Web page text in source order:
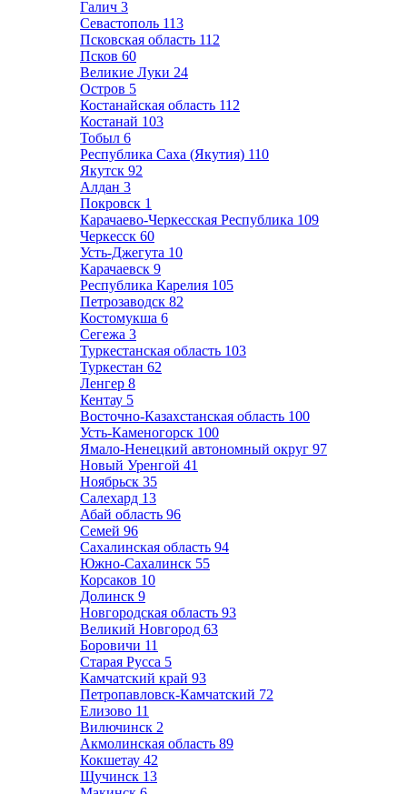
Галич 3
Севастополь 113
Псковская область 112
Псков 60
Великие Луки 24
Остров 5
Костанайская область 112
Костанай 103
Тобыл 6
Республика Саха (Якутия) 110
Якутск 92
Алдан 3
Покровск 1
Карачаево-Черкесская Республика 109
Черкесск 60
Усть-Джегута 10
Карачаевск 9
Республика Карелия 105
Петрозаводск 82
Костомукша 6
Сегежа 3
Туркестанская область 103
Туркестан 62
Ленгер 8
Кентау 5
Восточно-Казахстанская область 100
Усть-Каменогорск 100
Ямало-Ненецкий автономный округ 97
Новый Уренгой 41
Ноябрьск 35
Салехард 13
Абай область 96
Семей 96
Сахалинская область 94
Южно-Сахалинск 55
Корсаков 10
Долинск 9
Новгородская область 93
Великий Новгород 63
Боровичи 11
Старая Русса 5
Камчатский край 93
Петропавловск-Камчатский 72
Елизово 11
Вилючинск 2
Акмолинская область 89
Кокшетау 42
Щучинск 13